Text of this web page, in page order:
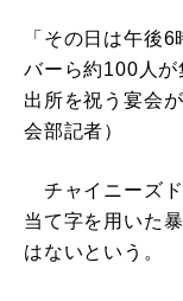
「その日は午後
バーら約100人
出所を祝う宴会
会部記者）
チャイニーズド
当て字を用いた
はないという。